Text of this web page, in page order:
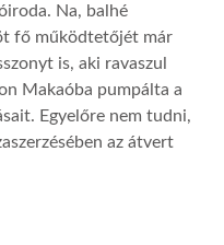
Na, balhé
fő működtetőjét már
is, aki ravaszul
Makaóba pumpálta a
Egyelőre nem tudni,
az átvert